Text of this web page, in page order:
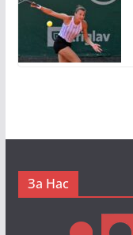
За Нас